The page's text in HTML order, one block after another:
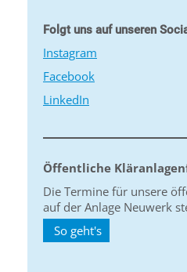
Folgt uns auf unseren
Instagram
Facebook
LinkedIn
Öffentliche
Die Termine für unsere
auf der Anlage Neuwerk
So geht's